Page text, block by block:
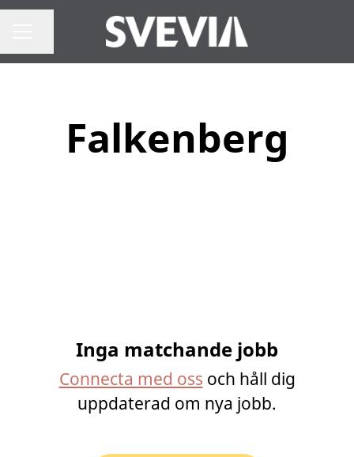
Falkenberg
Inga matchande jobb
Connecta med oss och håll dig
uppdaterad om nya jobb.